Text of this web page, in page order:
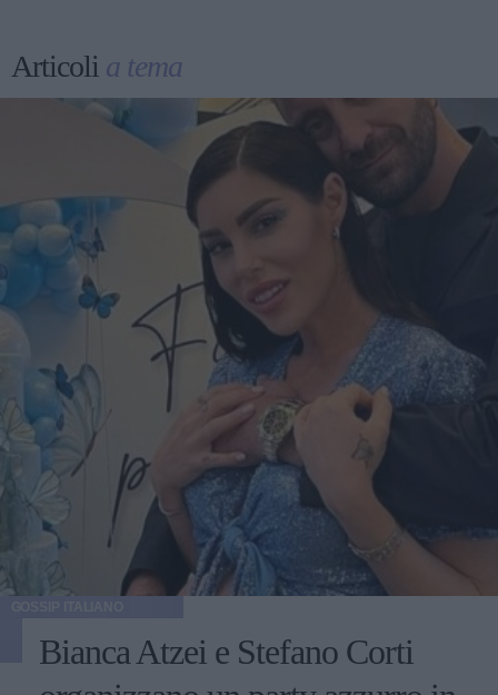
Articoli a tema
Bianca Atzei e Stefano Corti